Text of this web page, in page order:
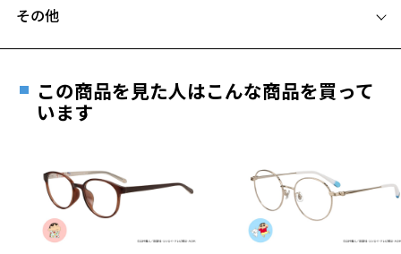
お持ちのZoffメガネサイズを確認するには？
安心1 フレーム１年間品質保証
きます。
※保証期間内に交換が行われた場合、保証期間は初期の期間から
延長されません。
その他
ご希望のお客さまは、「レンズ交換券」をお選びのうえ、
最寄りのZoff実店舗にてレンズをお買い求めください。
※サングラスやパッケージ品では「レンズ交換券」はお選び
談ください。
＜メガネの度数情報がわからない方へ＞
この商品を見た人はこんな商品を買って
います